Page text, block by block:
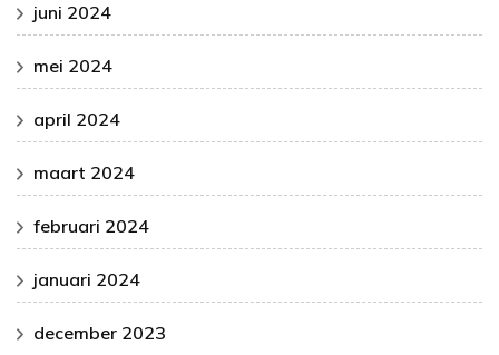
juni 2024
mei 2024
april 2024
maart 2024
februari 2024
januari 2024
december 2023